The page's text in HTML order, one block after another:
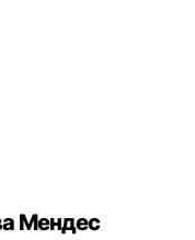
Мендес